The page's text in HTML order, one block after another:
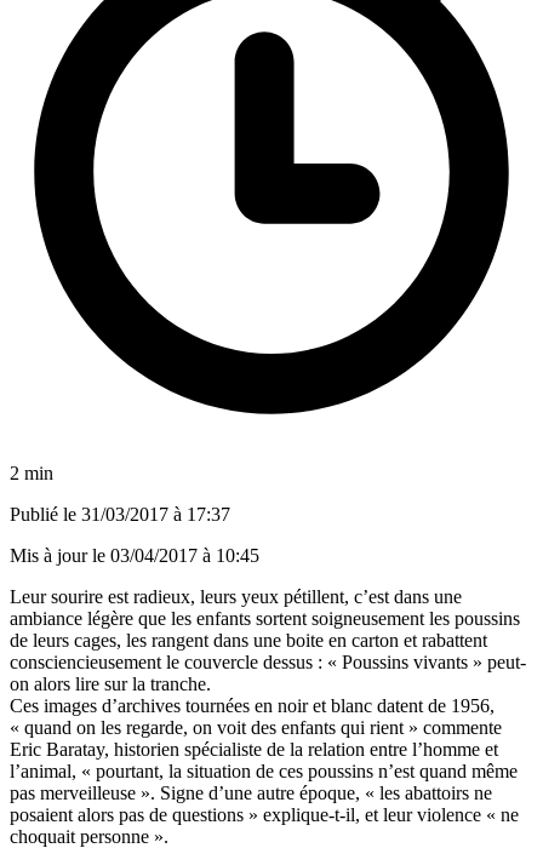
2 min
Publié le 31/03/2017 à 17:37
Mis à jour le 03/04/2017 à 10:45
Leur sourire est radieux, leurs yeux pétillent, c’est dans une
ambiance légère que les enfants sortent soigneusement les poussins
de leurs cages, les rangent dans une boite en carton et rabattent
consciencieusement le couvercle dessus : « Poussins vivants » peut-
on alors lire sur la tranche.
Ces images d’archives tournées en noir et blanc datent de 1956,
« quand on les regarde, on voit des enfants qui rient » commente
Eric Baratay, historien spécialiste de la relation entre l’homme et
l’animal, « pourtant, la situation de ces poussins n’est quand même
pas merveilleuse ». Signe d’une autre époque, « les abattoirs ne
posaient alors pas de questions » explique-t-il, et leur violence « ne
choquait personne ».